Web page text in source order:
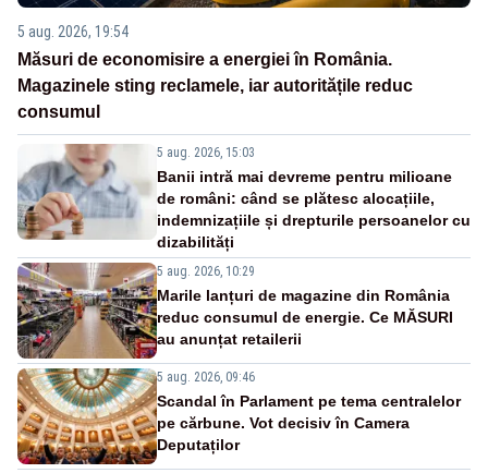
5 aug. 2026, 19:54
Măsuri de economisire a energiei în România.
Magazinele sting reclamele, iar autoritățile reduc
consumul
5 aug. 2026, 15:03
Banii intră mai devreme pentru milioane
de români: când se plătesc alocațiile,
indemnizațiile și drepturile persoanelor cu
dizabilități
5 aug. 2026, 10:29
Marile lanțuri de magazine din România
reduc consumul de energie. Ce MĂSURI
au anunțat retailerii
5 aug. 2026, 09:46
Scandal în Parlament pe tema centralelor
pe cărbune. Vot decisiv în Camera
Deputaților